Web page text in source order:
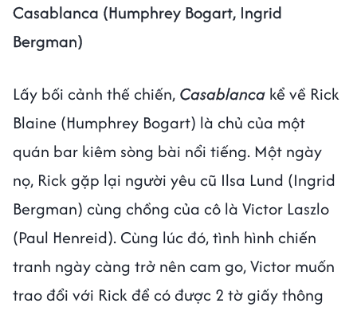
Casablanca (Humphrey Bogart, Ingrid
Bergman)
Lấy bối cảnh thế chiến, Casablanca kể về Rick
Blaine (Humphrey Bogart) là chủ của một
quán bar kiêm sòng bài nổi tiếng. Một ngày
nọ, Rick gặp lại người yêu cũ Ilsa Lund (Ingrid
Bergman) cùng chồng của cô là Victor Laszlo
(Paul Henreid). Cùng lúc đó, tình hình chiến
tranh ngày càng trở nên cam go, Victor muốn
trao đổi với Rick để có được 2 tờ giấy thông